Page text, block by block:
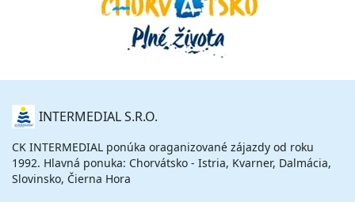
O
NÁS INTERMEDIAL S.R.O.
CK INTERMEDIAL ponúka oraganizované zájazdy od roku
1992. Hlavná ponuka: Chorvátsko - Istria, Kvarner, Dalmácia,
Slovinsko, Čierna Hora